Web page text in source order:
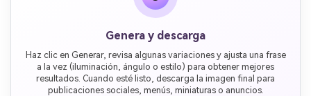
Genera y descarga
Haz clic en Generar, revisa algunas variaciones y ajusta una frase
a la vez (iluminación, ángulo o estilo) para obtener mejores
resultados. Cuando esté listo, descarga la imagen final para
publicaciones sociales, menús, miniaturas o anuncios.